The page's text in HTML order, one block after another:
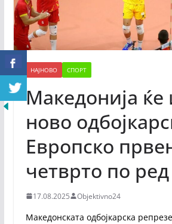
НАЈНОВО СПОРТ
Македонија ќе
ново
Европско
четврто по ред
17.08.2025 Objektivno24
Македонската одбојкарска